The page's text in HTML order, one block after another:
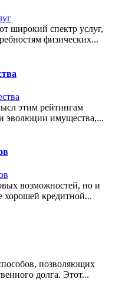
широкий спектр услуг,
физических...
этим рейтингам
эволюции имущества,...
возможностей, но и
хорошей кредитной...
позволяющих
долга. Этот...